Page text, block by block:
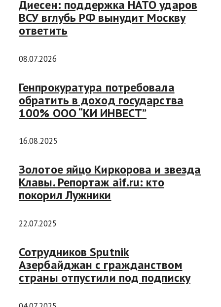
Диесен: поддержка НАТО ударов
ВСУ вглубь РФ вынудит Москву
ответить
08.07.2026
Генпрокуратура потребовала
обратить в доход государства
100% ООО “КИ ИНВЕСТ”
16.08.2025
Золотое яйцо Киркорова и звезда
Клавы. Репортаж aif.ru: кто
покорил Лужники
22.07.2025
Сотрудников Sputnik
Азербайджан с гражданством
страны отпустили под подписку